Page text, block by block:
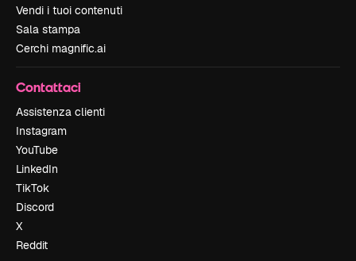
Vendi i tuoi contenuti
Sala stampa
Cerchi magnific.ai
Contattaci
Assistenza clienti
Instagram
YouTube
LinkedIn
TikTok
Discord
X
Reddit